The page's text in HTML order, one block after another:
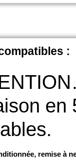
:
en
remise à